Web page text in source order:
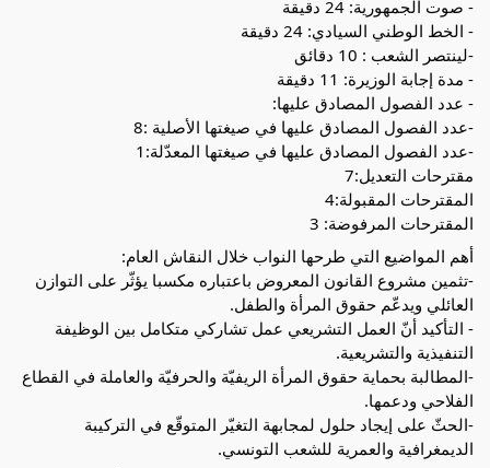
- صوت الجمهورية: 24 دقيقة
- الخط الوطني السيادي: 24 دقيقة
-لينتصر الشعب : 10 دقائق
- مدة إجابة الوزيرة: 11 دقيقة
- عدد الفصول المصادق عليها:
-عدد الفصول المصادق عليها في صيغتها الأصلية :8
-عدد الفصول المصادق عليها في صيغتها المعدّلة:1
مقترحات التعديل:7
المقترحات المقبولة:4
المقترحات المرفوضة: 3
أهم المواضيع التي طرحها النواب خلال النقاش العام:
-تثمين مشروع القانون المعروض باعتباره مكسبا يؤثّر على التوازن
العائلي ويدعّم حقوق المرأة والطفل.
- التأكيد أنّ العمل التشريعي عمل تشاركي متكامل بين الوظيفة
التنفيذية والتشريعية.
-المطالبة بحماية حقوق المرأة الريفيّة والحرفيّة والعاملة في القطاع
الفلاحي ودعمها.
-الحثّ على إيجاد حلول لمجابهة التغيّر المتوقّع في التركيبة
الديمغرافية والعمرية للشعب التونسي.